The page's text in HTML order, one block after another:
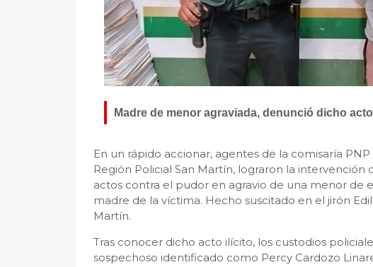
Madre de menor agraviada, denunció dicho
En un rápido accionar, agentes de la comisaría
Región Policial San Martín, lograron la
actos contra el pudor en agravio de una menor de
madre de la víctima. Hecho suscitado en el jirón
Martín.
Tras conocer dicho acto ilícito, los custodios
sospechoso identificado como Percy Cardozo